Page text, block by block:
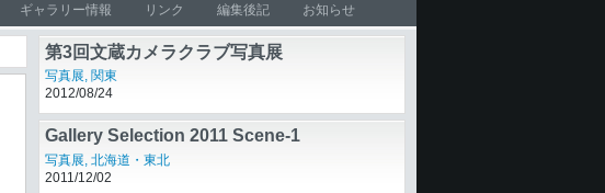
ギャラリー情報 リンク 編集後記 お知らせ
第3回文蔵カメラクラブ写真展
写真展, 関東
2012/08/24
Gallery Selection 2011 Scene-1
写真展, 北海道・東北
2011/12/02